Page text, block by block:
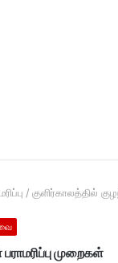
/ குளிர்காலத்தில்
முறைகள்